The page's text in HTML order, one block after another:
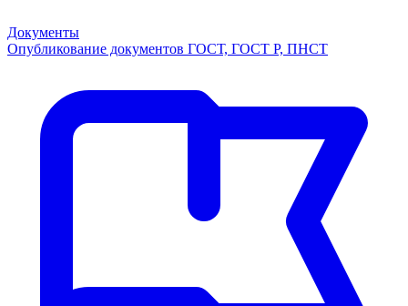
Документы
Опубликование документов ГОСТ, ГОСТ Р, ПНСТ